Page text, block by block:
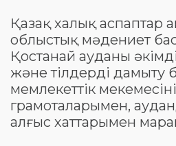
Қазақ халық аспаптар
облыстық мәдениет
Қостанай ауданы
және тілдерді дамыту
мемлекеттік
грамоталарымен,
алғыс хаттарымен